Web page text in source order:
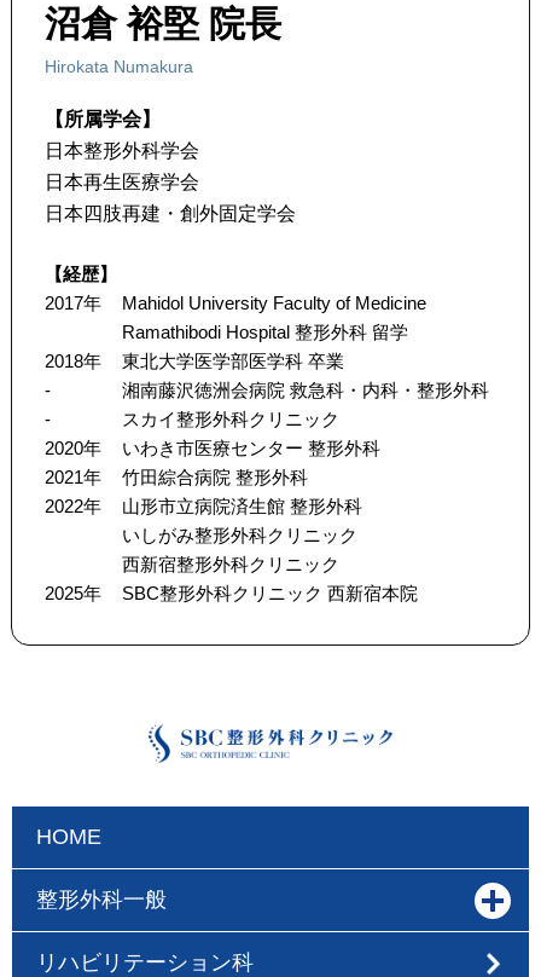
沼倉 裕堅 院長
Hirokata Numakura
【所属学会】
日本整形外科学会
日本再生医療学会
日本四肢再建・創外固定学会
【経歴】
2017年
Mahidol University Faculty of Medicine
Ramathibodi Hospital 整形外科 留学
2018年
東北大学医学部医学科 卒業
-
湘南藤沢徳洲会病院 救急科・内科・整形外科
-
スカイ整形外科クリニック
2020年
いわき市医療センター 整形外科
2021年
竹田綜合病院 整形外科
2022年
山形市立病院済生館 整形外科
いしがみ整形外科クリニック
西新宿整形外科クリニック
2025年
SBC整形外科クリニック 西新宿本院
HOME
整形外科一般
リハビリテーション科